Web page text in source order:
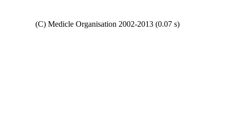
(C) Medicle Organisation 2002-2013 (0.07 s)